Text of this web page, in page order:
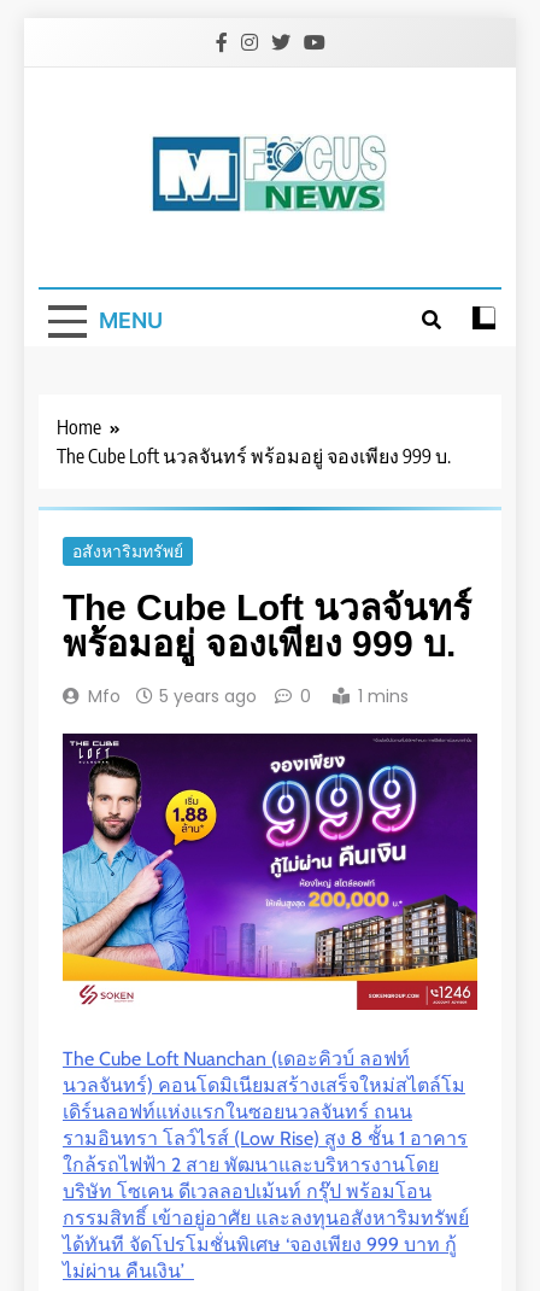
MENU
Home
The Cube Loft นวลจันทร์ พร้อมอยู่ จองเพียง 999 บ.
อสังหาริมทรัพย์
The Cube Loft นวลจันทร์
พร้อมอยู่ จองเพียง 999 บ.
Mfo 5 years ago 0 1 mins
The Cube Loft Nuanchan (เดอะคิวบ์ ลอฟท์
นวลจันทร์) คอนโดมิเนียมสร้างเสร็จใหม่สไตล์โม
เดิร์นลอฟท์แห่งแรกในซอยนวลจันทร์ ถนน
รามอินทรา โลว์ไรส์ (Low Rise) สูง 8 ชั้น 1 อาคาร
ใกล้รถไฟฟ้า 2 สาย พัฒนาและบริหารงานโดย
บริษัท โซเคน ดีเวลลอปเม้นท์ กรุ๊ป พร้อมโอน
กรรมสิทธิ์ เข้าอยู่อาศัย และลงทุนอสังหาริมทรัพย์
ได้ทันที จัดโปรโมชั่นพิเศษ ‘จองเพียง 999 บาท กู้
ไม่ผ่าน คืนเงิน’